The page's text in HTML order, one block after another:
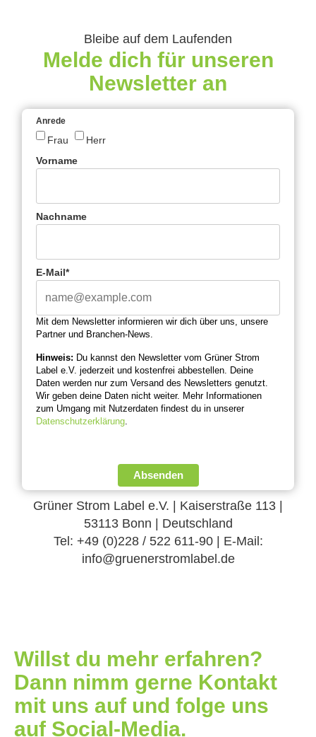
Bleibe auf dem Laufenden
Melde dich für unseren
Newsletter an
Anrede
Frau
Herr
Vorname
Nachname
E-Mail*
Mit dem Newsletter informieren wir dich über uns, unsere
Partner und Branchen-News.
Hinweis: Du kannst den Newsletter vom Grüner Strom
Label e.V. jederzeit und kostenfrei abbestellen. Deine
Daten werden nur zum Versand des Newsletters genutzt.
Wir geben deine Daten nicht weiter. Mehr Informationen
zum Umgang mit Nutzerdaten findest du in unserer
Datenschutzerklärung
Absenden
Grüner Strom Label e.V. | Kaiserstraße 113 |
53113 Bonn | Deutschland
Tel: +49 (0)228 / 522 611-90 | E-Mail:
info@gruenerstromlabel.de
Willst du mehr erfahren?
Dann nimm gerne Kontakt
mit uns auf und folge uns
auf Social-Media.